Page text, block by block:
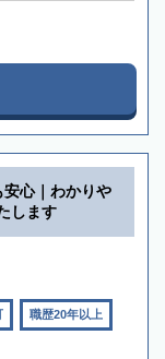
安心｜わかりや
します
職歴20年以上